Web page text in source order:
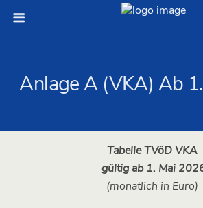
Anlage A (VKA) Ab
Tabelle TVöD VKA
gültig ab 1. Mai
(monatlich in Euro)